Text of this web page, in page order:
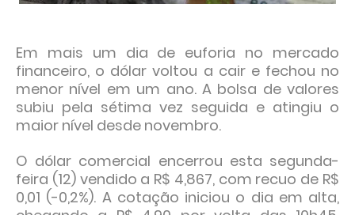
Em mais um dia de euforia no mercado
financeiro, o dólar voltou a cair e fechou no
menor nível em um ano. A bolsa de valores
subiu pela sétima vez seguida e atingiu o
maior nível desde novembro.
O dólar comercial encerrou esta segunda-
feira (12) vendido a R$ 4,867, com recuo de R$
0,01 (-0,2%). A cotação iniciou o dia em alta,